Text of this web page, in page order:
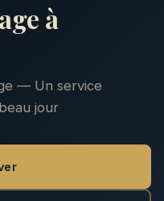
à
— Un service
jour